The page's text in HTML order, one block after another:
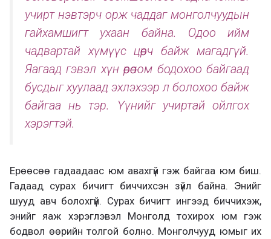
учирт нэвтэрч орж чаддаг монголчуудын
гайхамшигт ухаан байна. Одоо ийм
чадвартай хүмүүс цөөрч байж магадгүй.
Яагаад гэвэл хүн өөрөө юм бодохоо байгаад
бусдыг хуулаад эхлэхээр л болохоо байж
байгаа нь тэр. Үүнийг учиртай ойлгох
хэрэгтэй.
Ерөөсөө гадаадаас юм авахгүй гэж байгаа юм биш.
Гадаад сурах бичигт биччихсэн зүйл байна. Энийг
шууд авч болохгүй. Сурах бичигт ингээд биччихэж,
энийг яаж хэрэглэвэл Монголд тохирох юм гэж
бодвол өөрийн толгой болно. Монголчууд юмыг их